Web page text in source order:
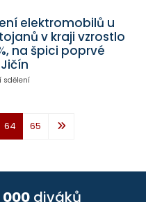
elektromobilů u
v kraji vzrostlo
na špici poprvé
sdělení
64 65
000 diváků